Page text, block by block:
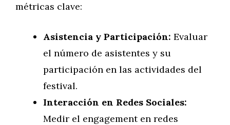
métricas clave:
Asistencia y Participación: Evaluar
el número de asistentes y su
participación en las actividades del
festival.
Interacción en Redes Sociales:
Medir el engagement en redes